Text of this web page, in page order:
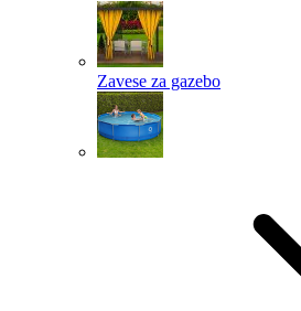
Zavese za gazebo